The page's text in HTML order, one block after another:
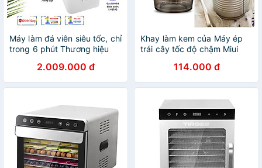
Máy làm đá viên siêu tốc, chỉ
trong 6 phút Thương hiệu
Công suất làm đá 90-165W,
sản lượng 12kg/24h, Dung
tích bình chứa 1,4 lit - HÀNG
THÁNG
2.009.000 đ
Khay làm kem của Máy ép
trái cây tốc độ chậm Miui
JE-B05B, XKJ-03B, B01B
mã B11 - Hàng Nhập Khẩu
114.000 đ